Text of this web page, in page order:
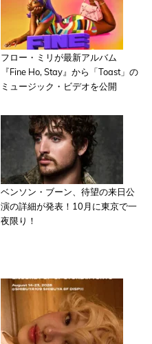
フロー・ミリが最新アルバム
『Fine Ho, Stay』から「Toast」の
ミュージック・ビデオを公開
ベンソン・ブーン、待望の来日公
演の詳細が発表！10月に東京で一
夜限り！